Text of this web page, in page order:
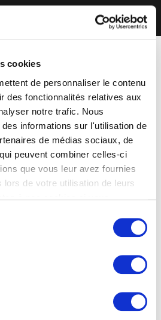
cookies
de personnaliser le contenu
des fonctionnalités relatives aux
notre trafic. Nous
informations sur l'utilisation de
de médias sociaux, de
peuvent combiner celles-ci
que vous leur avez fournies
lors de votre utilisation de leurs